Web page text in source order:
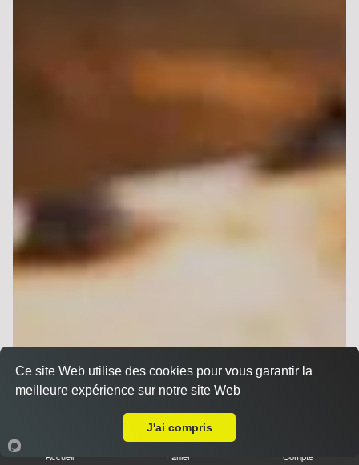
Accueil Panier Compte
Ce site Web utilise des cookies pour vous garantir la
meilleure expérience sur notre site Web
J'ai compris